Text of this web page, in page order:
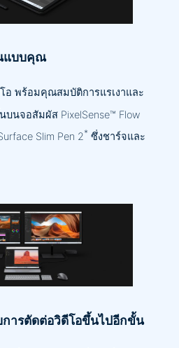
แบบคุณ
อ พร้อมคุณสมบัติการแรเงาและ
นจอสัมผัส PixelSense™ Flow
Slim Pen 2* ซึ่งชาร์จและ
การตัดต่อวิดีโอขึ้นไปอีกขั้น